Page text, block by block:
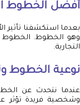
أفضل الخطوط
بعدما استكشفنا تأثير
وهو الخطوط. الخطوط
التجارية.
نوعية الخطوط
عندما نتحدث عن
وشخصية فريدة تؤثر